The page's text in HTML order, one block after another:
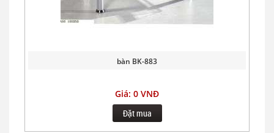
bàn BK-883
Giá: 0 VNĐ
Đặt mua